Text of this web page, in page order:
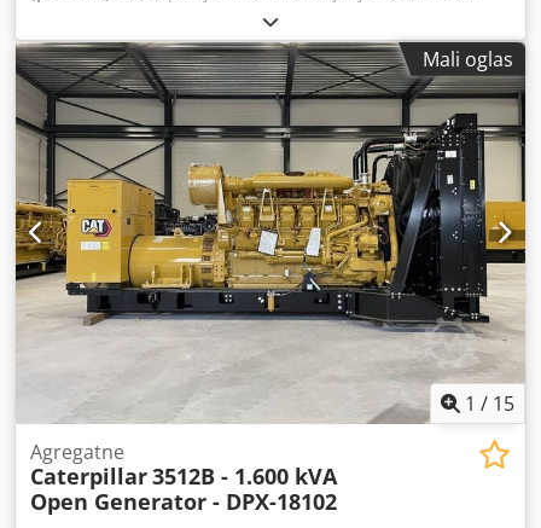
namenjena za listove testa za dalje prerađivanje. Širina
trake: 700 mm, radna širina: 650 mm, opseg razmaka
valjaka: 0,3 mm–50 mm, prečnik valjka: 98 mm,
maksimalna težina bloka testa: oko 20 kg, brzina trake: 50
m/min, dimenzije mašine D/Š/V: oko 3300 mm/1250
mm/1550 mm, težina: oko 500 kg. Moguća je inspekcija na
licu mesta. Dcodey D Tpgspfx Ahgsk
Mali oglas
1 / 15
Agregatne
Caterpillar3512B - 1.600 kVA
Open Generator - DPX-18102